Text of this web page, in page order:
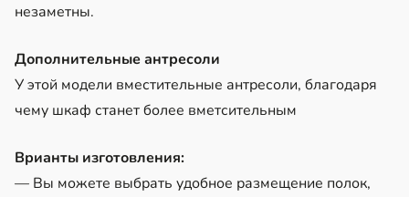
незаметны.
Дополнительные антресоли
У этой модели вместительные антресоли, благодаря
чему шкаф станет более вметсительным
Врианты изготовления:
— Вы можете выбрать удобное размещение полок,